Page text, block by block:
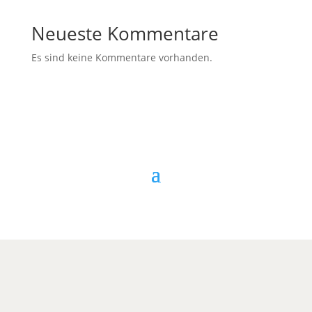
Neueste Kommentare
Es sind keine Kommentare vorhanden.